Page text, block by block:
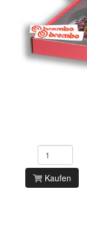
Kaufen